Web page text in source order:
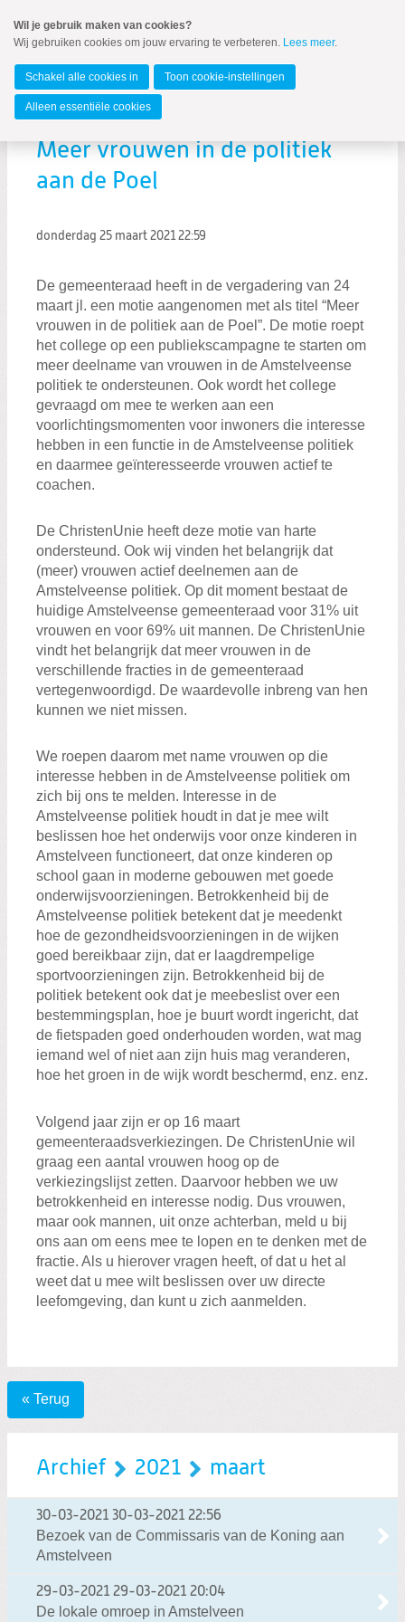
naar
Spring
de
inhoud
Spring
naar
hoofdmenu
Amstelveen
MENU
Zoeken
Meer vrouwen in de politiek
aan de Poel
donderdag 25 maart 202122:59
De gemeenteraad heeft in de vergadering van 24
maart jl. een motie aangenomen met als titel “Meer
vrouwen in de politiek aan de Poel”. De motie roept
het college op een publiekscampagne te starten om
meer deelname van vrouwen in de Amstelveense
politiek te ondersteunen. Ook wordt het college
gevraagd om mee te werken aan een
voorlichtingsmomenten voor inwoners die interesse
hebben in een functie in de Amstelveense politiek
en daarmee geïnteresseerde vrouwen actief te
coachen.
De ChristenUnie heeft deze motie van harte
ondersteund. Ook wij vinden het belangrijk dat
(meer) vrouwen actief deelnemen aan de
Amstelveense politiek. Op dit moment bestaat de
huidige Amstelveense gemeenteraad voor 31% uit
vrouwen en voor 69% uit mannen. De ChristenUnie
vindt het belangrijk dat meer vrouwen in de
verschillende fracties in de gemeenteraad
vertegenwoordigd. De waardevolle inbreng van hen
kunnen we niet missen.
We roepen daarom met name vrouwen op die
interesse hebben in de Amstelveense politiek om
zich bij ons te melden. Interesse in de
Amstelveense politiek houdt in dat je mee wilt
beslissen hoe het onderwijs voor onze kinderen in
Amstelveen functioneert, dat onze kinderen op
school gaan in moderne gebouwen met goede
onderwijsvoorzieningen. Betrokkenheid bij de
Amstelveense politiek betekent dat je meedenkt
hoe de gezondheidsvoorzieningen in de wijken
goed bereikbaar zijn, dat er laagdrempelige
sportvoorzieningen zijn. Betrokkenheid bij de
politiek betekent ook dat je meebeslist over een
bestemmingsplan, hoe je buurt wordt ingericht, dat
de fietspaden goed onderhouden worden, wat mag
iemand wel of niet aan zijn huis mag veranderen,
hoe het groen in de wijk wordt beschermd, enz. enz.
Volgend jaar zijn er op 16 maart
gemeenteraadsverkiezingen. De ChristenUnie wil
graag een aantal vrouwen hoog op de
verkiezingslijst zetten. Daarvoor hebben we uw
betrokkenheid en interesse nodig. Dus vrouwen,
maar ook mannen, uit onze achterban, meld u bij
ons aan om eens mee te lopen en te denken met de
fractie. Als u hierover vragen heeft, of dat u het al
weet dat u mee wilt beslissen over uw directe
leefomgeving, dan kunt u zich aanmelden.
« Terug
Archief 2021 maart
30-03-2021 30-03-2021 22:56
Bezoek van de Commissaris van de Koning aan
Amstelveen
29-03-2021 29-03-2021 20:04
De lokale omroep in Amstelveen
Wil je gebruik maken van cookies?
Wij gebruiken cookies om jouw ervaring te verbeteren. Lees meer.
Schakel alle cookies in Toon cookie-instellingen
Alleen essentiële cookies